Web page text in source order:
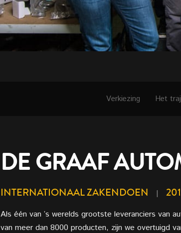
Verkiezing Het
DE GRAAF
INTERNATIONAAL ZAKENDOEN |
Als één van ’s werelds grootste leveranciers van
van meer dan 8000 producten, zijn we overtuigd